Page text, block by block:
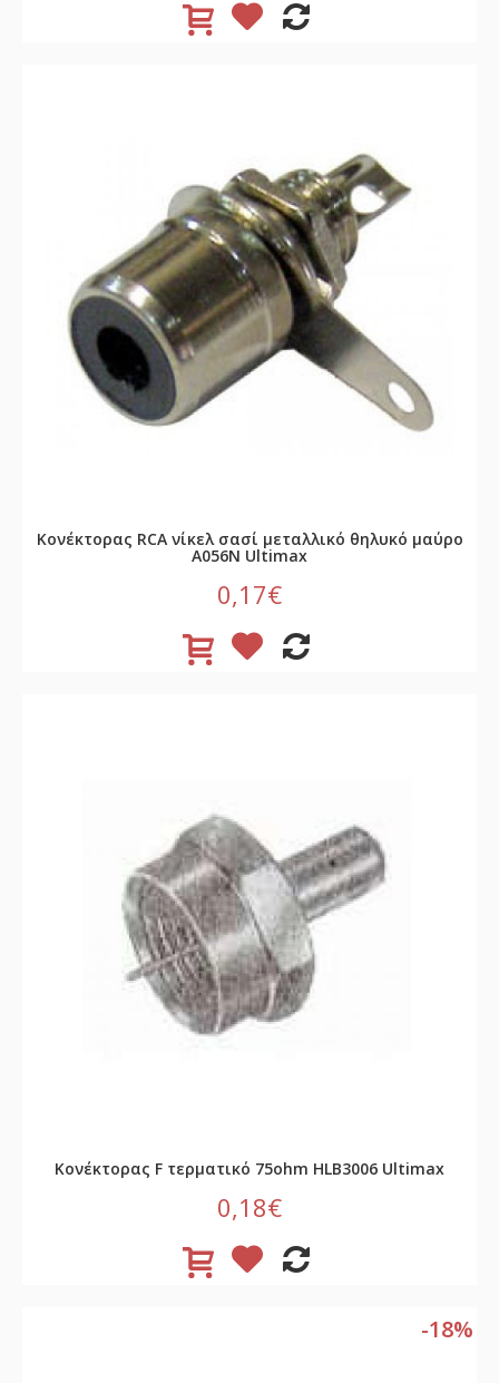
Κονέκτορας RCA νίκελ σασί μεταλλικό θηλυκό μαύρο
A056N Ultimax
0,17€
Κονέκτορας F τερματικό 75ohm HLB3006 Ultimax
0,18€
-18%